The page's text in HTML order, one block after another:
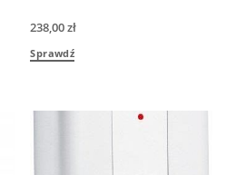
238,00zł
Sprawdź